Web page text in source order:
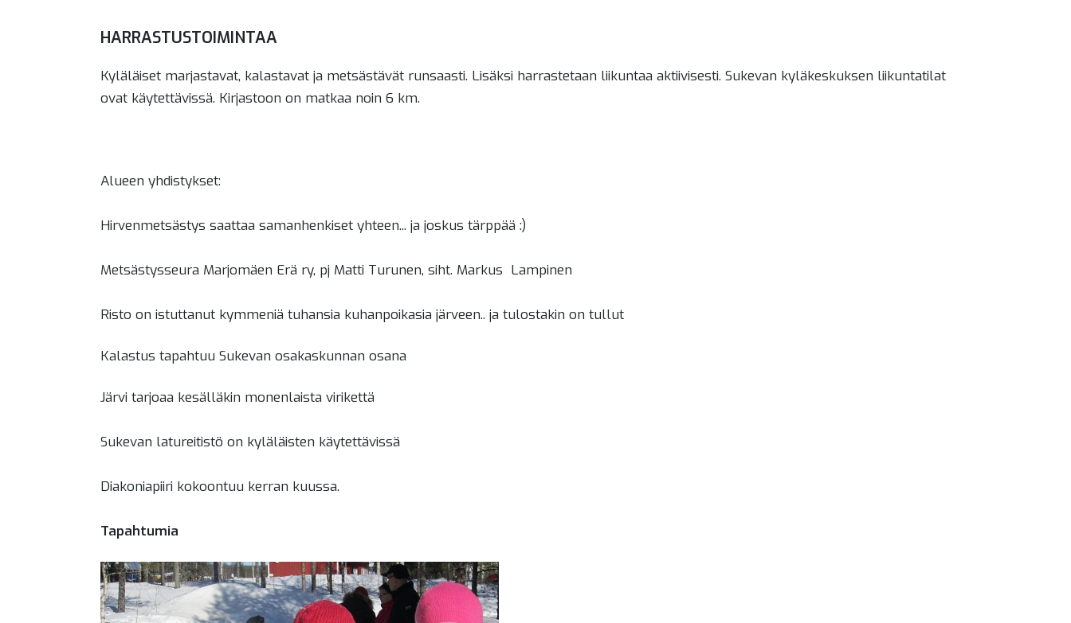
HARRASTUSTOIMINTAA
Kyläläiset marjastavat, kalastavat ja metsästävät runsaasti. Lisäksi harrastetaan liikuntaa aktiivisesti. Sukevan kyläkeskuksen liikuntatilat
ovat käytettävissä. Kirjastoon on matkaa noin 6 km.
Alueen yhdistykset:
Hirvenmetsästys saattaa samanhenkiset yhteen... ja joskus tärppää :)
Metsästysseura Marjomäen Erä ry, pj Matti Turunen, siht. Markus Lampinen
Risto on istuttanut kymmeniä tuhansia kuhanpoikasia järveen.. ja tulostakin on tullut
Kalastus tapahtuu Sukevan osakaskunnan osana
Järvi tarjoaa kesälläkin monenlaista virikettä
Sukevan latureitistö on kyläläisten käytettävissä
Diakoniapiiri kokoontuu kerran kuussa.
Tapahtumia